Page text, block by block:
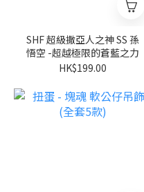
SHF 超級撒亞人之神 SS 孫
悟空 -超越極限的蒼藍之力
HK$199.00